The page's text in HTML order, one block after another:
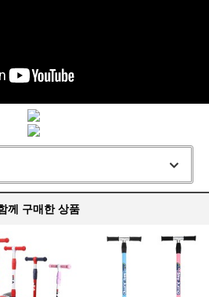
께 구매한 상품